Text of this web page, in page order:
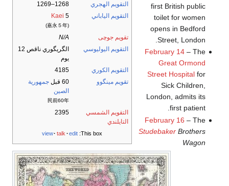
التقويم الهجري
1268–1269
التقويم الياباني
Kaei 5
(嘉永５年)
تقويم جوچى
N/A
التقويم اليوليوسي
الگريگوري ناقص 12
يوم
التقويم الكوري
4185
تقويم مينگوو
60 قبل
جمهورية
الصين
民前60年
التقويم الشمسي
التايلندي
2395
This box:
view talk edit
first British public
toilet for women
opens in Bedford
Street, London.
February 14– The
Great Ormond
Street Hospitalfor
Sick Children,
London, admits its
first patient.
February 16 – The
StudebakerBrothers
Wagon